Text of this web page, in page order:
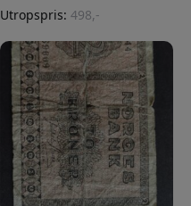
Utropspris: 498,-